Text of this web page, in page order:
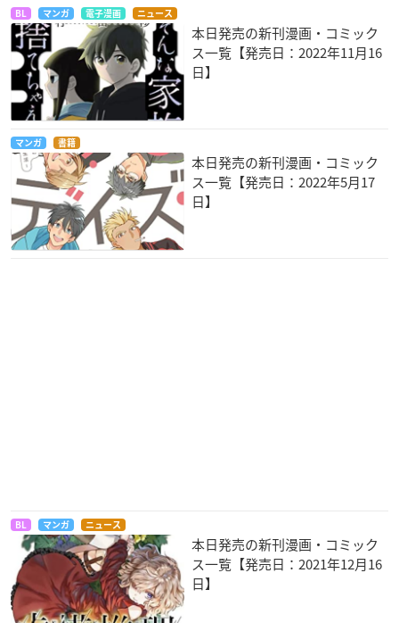
BL マンガ 電子漫画 ニュース
本日発売の新刊漫画・コミック
ス一覧【発売日：2022年11月16
日】
マンガ 書籍
本日発売の新刊漫画・コミック
ス一覧【発売日：2022年5月17
日】
BL マンガ ニュース
本日発売の新刊漫画・コミック
ス一覧【発売日：2021年12月16
日】